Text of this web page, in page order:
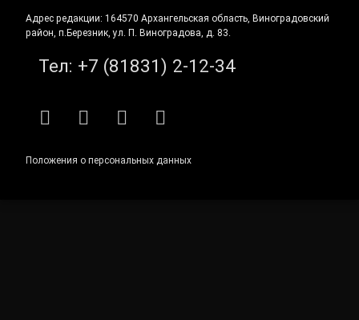
Адрес редакции: 164570 Архангельская область, Виноградовский
район, п.Березник, ул. П. Виноградова, д. 83.
Тел: +7 (81831) 2-12-34
RSS E-mailВКонтакте
Telegram
Положения о персональных данных